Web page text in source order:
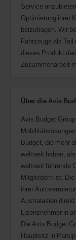
Service
Optimierung ihrer
beizutragen. Wir
Fahrzeuge als
dieses Produkt
Zusammenarbeit
Über die Avis
Avis Budget
Budget, die mehr
weltweit haben,
weltweit führende
Mitgliedern ist.
ihrer
Australasien
Lizenznehmer in
Die Avis Budget
Hauptsitz in